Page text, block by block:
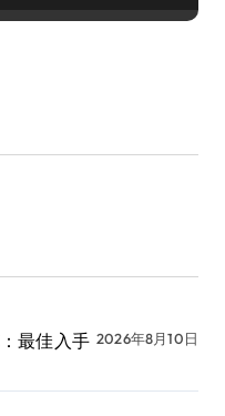
最佳入手 2026年8月10日